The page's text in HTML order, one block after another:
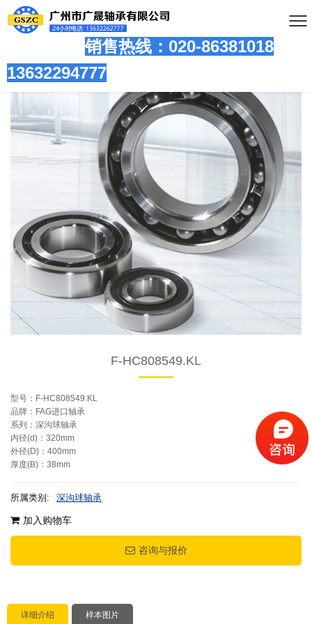
销售热线：020-86381018
13632294777
F-HC808549.KL
型号：F-HC808549.KL
品牌：FAG进口轴承
系列：深沟球轴承
内径(d)：320mm
外径(D)：400mm
厚度(B)：38mm
所属类别: 深沟球轴承
加入购物车
咨询与报价
详细介绍 样本图片